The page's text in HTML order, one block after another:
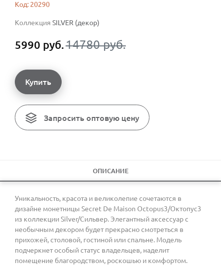
Код: 20290
Коллекция SILVER (декор)
5990 руб.14780 руб.
Купить
Запросить оптовую цену
ОПИСАНИЕ
Уникальность, красота и великолепие сочетаются в
дизайне монетницы Secret De Maison Octopus3/Октопус3
из коллекции Silver/Сильвер. Элегантный аксессуар с
необычным декором будет прекрасно смотреться в
прихожей, столовой, гостиной или спальне. Модель
подчеркнет особый статус владельцев, наделит
помещение благородством, роскошью и комфортом.